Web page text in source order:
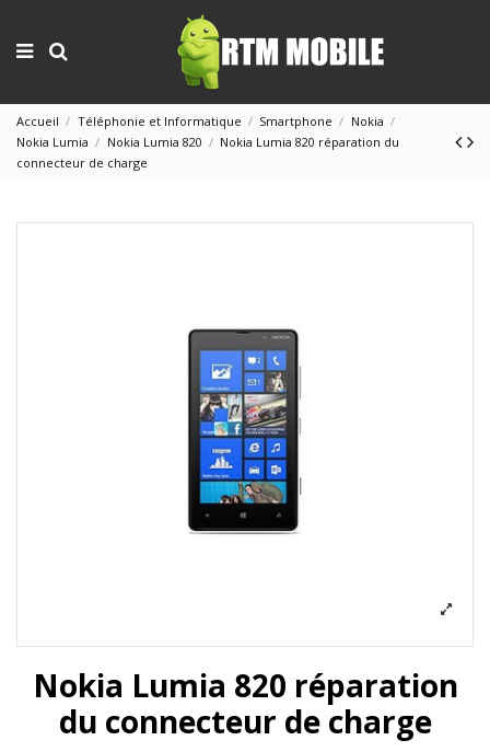
Accueil Téléphonie et Informatique Smartphone
Nokia
Nokia Lumia
Nokia Lumia 820
Nokia Lumia 820 réparation du
connecteur de charge
Nokia Lumia 820 réparation
du connecteur de charge